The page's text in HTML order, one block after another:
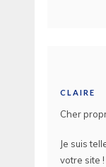
CLAIRE
Cher
Je suis
votre site